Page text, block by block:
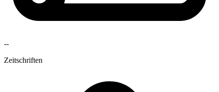
--
Zeitschriften